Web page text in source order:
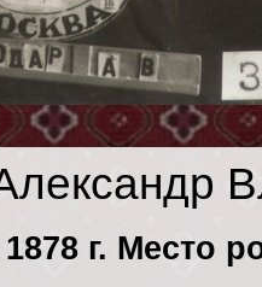
г. Место